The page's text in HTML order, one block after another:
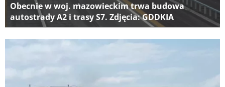
Obecnie w woj. mazowieckim trwa budowa
autostrady A2 i trasy S7. Zdjęcia: GDDKIA